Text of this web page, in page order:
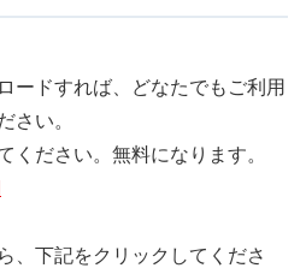
ードすれば、
どなたでもご利用
さい。
ください。無料になります。
、下記をクリックしてくださ